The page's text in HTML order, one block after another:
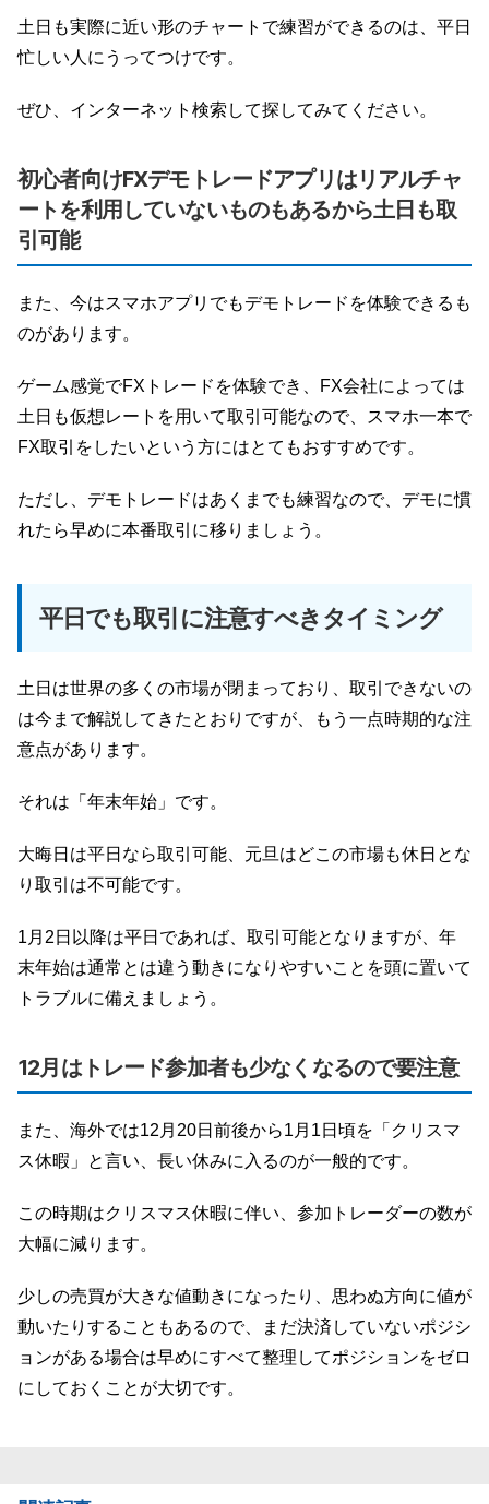
土日も実際に近い形のチャートで練習ができるのは、平日
忙しい人にうってつけです。
ぜひ、インターネット検索して探してみてください。
初心者向けFXデモトレードアプリはリアルチャ
ートを利用していないものもあるから土日も取
引可能
また、今はスマホアプリでもデモトレードを体験できるも
のがあります。
ゲーム感覚でFXトレードを体験でき、FX会社によっては
土日も仮想レートを用いて取引可能なので、スマホ一本で
FX取引をしたいという方にはとてもおすすめです。
ただし、デモトレードはあくまでも練習なので、デモに慣
れたら早めに本番取引に移りましょう。
平日でも取引に注意すべきタイミング
土日は世界の多くの市場が閉まっており、取引できないの
は今まで解説してきたとおりですが、もう一点時期的な注
意点があります。
それは「年末年始」です。
大晦日は平日なら取引可能、元旦はどこの市場も休日とな
り取引は不可能です。
1月2日以降は平日であれば、取引可能となりますが、年
末年始は通常とは違う動きになりやすいことを頭に置いて
トラブルに備えましょう。
12月はトレード参加者も少なくなるので要注意
また、海外では12月20日前後から1月1日頃を「クリスマ
ス休暇」と言い、長い休みに入るのが一般的です。
この時期はクリスマス休暇に伴い、参加トレーダーの数が
大幅に減ります。
少しの売買が大きな値動きになったり、思わぬ方向に値が
動いたりすることもあるので、まだ決済していないポジシ
ョンがある場合は早めにすべて整理してポジションをゼロ
にしておくことが大切です。